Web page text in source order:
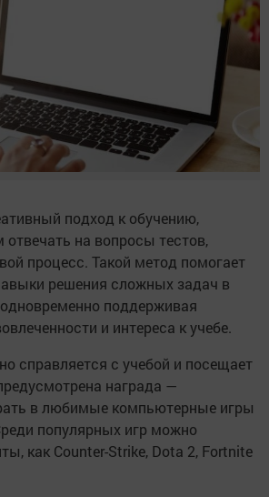
подход к обучению,
отвечать на вопросы тестов,
процесс. Такой метод помогает
решения сложных задач в
поддерживая
и интереса к учебе.
справляется с учебой и посещает
награда —
в любимые компьютерные игры
популярных игр можно
как Counter-Strike, Dota 2, Fortnite